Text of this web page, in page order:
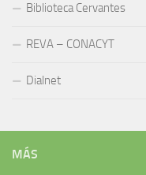
Biblioteca Cervantes
REVA – CONACYT
Dialnet
MÁS